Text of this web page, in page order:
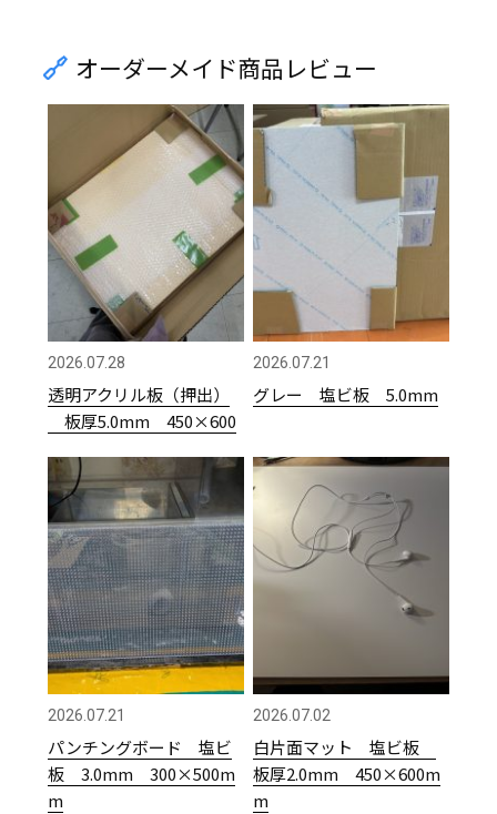
オーダーメイド商品レビュー
2026.07.28
透明アクリル板（押出）
板厚5.0mm 450×600
2026.07.21
グレー 塩ビ板 5.0mm
2026.07.21
パンチングボード 塩ビ
板 3.0mm 300×500m
m
2026.07.02
白片面マット 塩ビ板
板厚2.0mm 450×600m
m